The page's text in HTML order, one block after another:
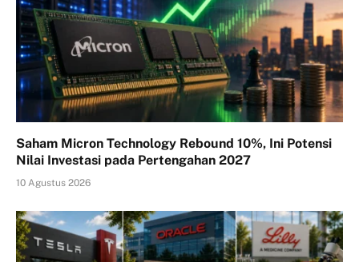
Saham Micron Technology Rebound 10%, Ini Potensi
Nilai Investasi pada Pertengahan 2027
10 Agustus 2026